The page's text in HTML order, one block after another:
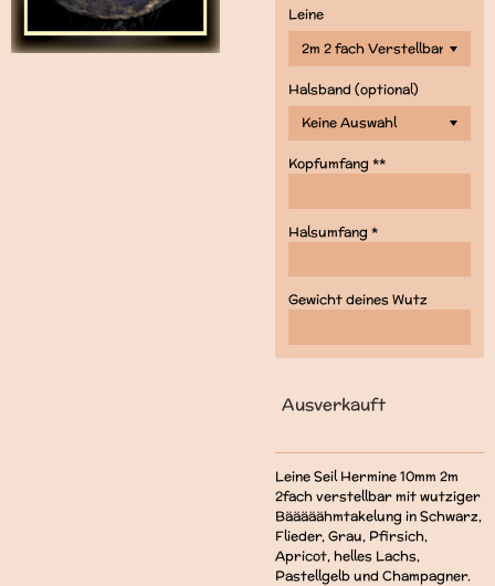
Leine
Halsband (optional)
Kopfumfang **
Halsumfang *
Gewicht deines Wutz
Ausverkauft
Leine Seil Hermine 10mm 2m
2fach verstellbar mit wutziger
Bääääähmtakelung in Schwarz,
Flieder, Grau, Pfirsich,
Apricot, helles Lachs,
Pastellgelb und Champagner.